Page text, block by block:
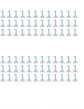
1 1 1 1 1 1 1 1 1 1 1 1
1 1 1 1 1 1 1 1 1 1 1 1
1 1 1 1 1 1 1 1 1 1 1 1
1 1 1 1 1 1 1 1 1 1 1 1
1 1 1 1 1 1 1 1 1 1 1 1
1 1 1 1 1 1 1 1 1 1 1 1